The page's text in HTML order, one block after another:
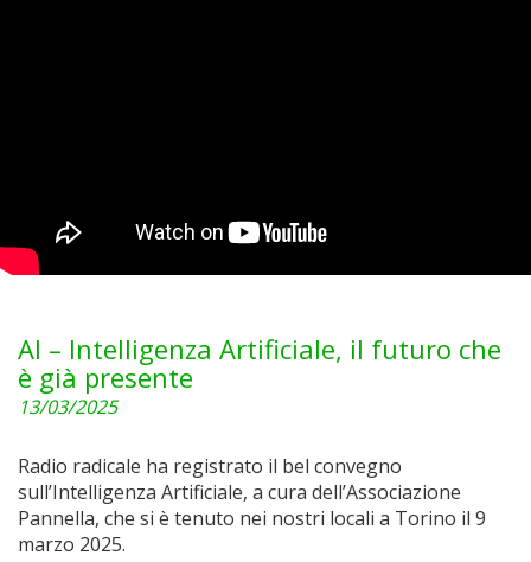
AI – Intelligenza Artificiale, il futuro che
è già presente
13/03/2025
Radio radicale ha registrato il bel convegno
sull’Intelligenza Artificiale, a cura dell’Associazione
Pannella, che si è tenuto nei nostri locali a Torino il 9
marzo 2025.